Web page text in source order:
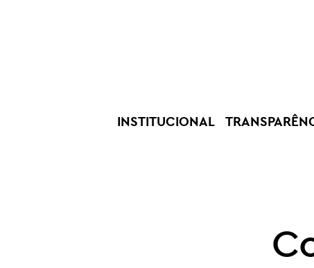
INSTITUCIONAL